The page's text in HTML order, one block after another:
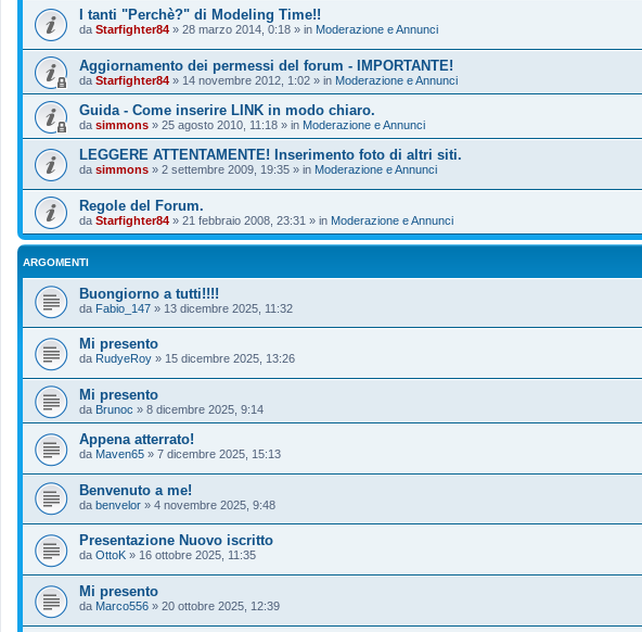
I tanti "Perchè?" di Modeling Time!!
da Starfighter84 » 28 marzo 2014, 0:18 » in Moderazione e Annunci
Aggiornamento dei permessi del forum - IMPORTANTE!
da Starfighter84 » 14 novembre 2012, 1:02 » in Moderazione e Annunci
Guida - Come inserire LINK in modo chiaro.
da simmons » 25 agosto 2010, 11:18 » in Moderazione e Annunci
LEGGERE ATTENTAMENTE! Inserimento foto di altri siti.
da simmons » 2 settembre 2009, 19:35 » in Moderazione e Annunci
Regole del Forum.
da Starfighter84 » 21 febbraio 2008, 23:31 » in Moderazione e Annunci
ARGOMENTI
Buongiorno a tutti!!!!
da Fabio_147 » 13 dicembre 2025, 11:32
Mi presento
da RudyeRoy » 15 dicembre 2025, 13:26
Mi presento
da Brunoc » 8 dicembre 2025, 9:14
Appena atterrato!
da Maven65 » 7 dicembre 2025, 15:13
Benvenuto a me!
da benvelor » 4 novembre 2025, 9:48
Presentazione Nuovo iscritto
da OttoK » 16 ottobre 2025, 11:35
Mi presento
da Marco556 » 20 ottobre 2025, 12:39